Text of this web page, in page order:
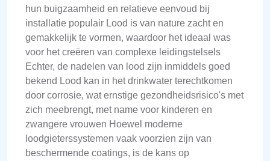
hun buigzaamheid en relatieve eenvoud bij
installatie populair Lood is van nature zacht en
gemakkelijk te vormen, waardoor het ideaal was
voor het creëren van complexe leidingstelsels
Echter, de nadelen van lood zijn inmiddels goed
bekend Lood kan in het drinkwater terechtkomen
door corrosie, wat ernstige gezondheidsrisico's met
zich meebrengt, met name voor kinderen en
zwangere vrouwen Hoewel moderne
loodgieterssystemen vaak voorzien zijn van
beschermende coatings, is de kans op